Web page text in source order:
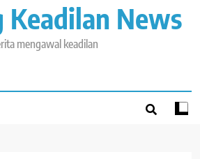
Keadilan News
mengawal keadilan